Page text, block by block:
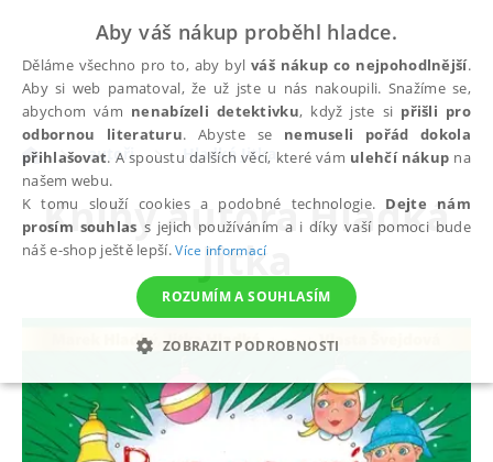
autoři Hladká Jitka
Knihy autoraHladká
Jitka
Aby váš nákup proběhl hladce.
Děláme všechno pro to, aby bylváš nákup co nejpohodlnější.
Aby si web pamatoval, že už jste u nás nakoupili. Snažíme se,
abychom vám nenabízeli detektivku, když jste si přišli pro
odbornou literaturu. Abyste se nemuseli pořád dokola
přihlašovat. A spoustu dalších věcí, které vám ulehčí nákup na
našem webu.
K tomu slouží cookies a podobné technologie. Dejte nám
prosím souhlas s jejich používáním a i díky vaší pomoci bude
náš e-shop ještě lepší.Více informací
ROZUMÍM A SOUHLASÍM
ZOBRAZIT PODROBNOSTI
NEZBYTNÉ ANALYTICKÉ MARKETINGOVÉ
FUNKČNÍ NEZAŘAZENÉ SOUBORY